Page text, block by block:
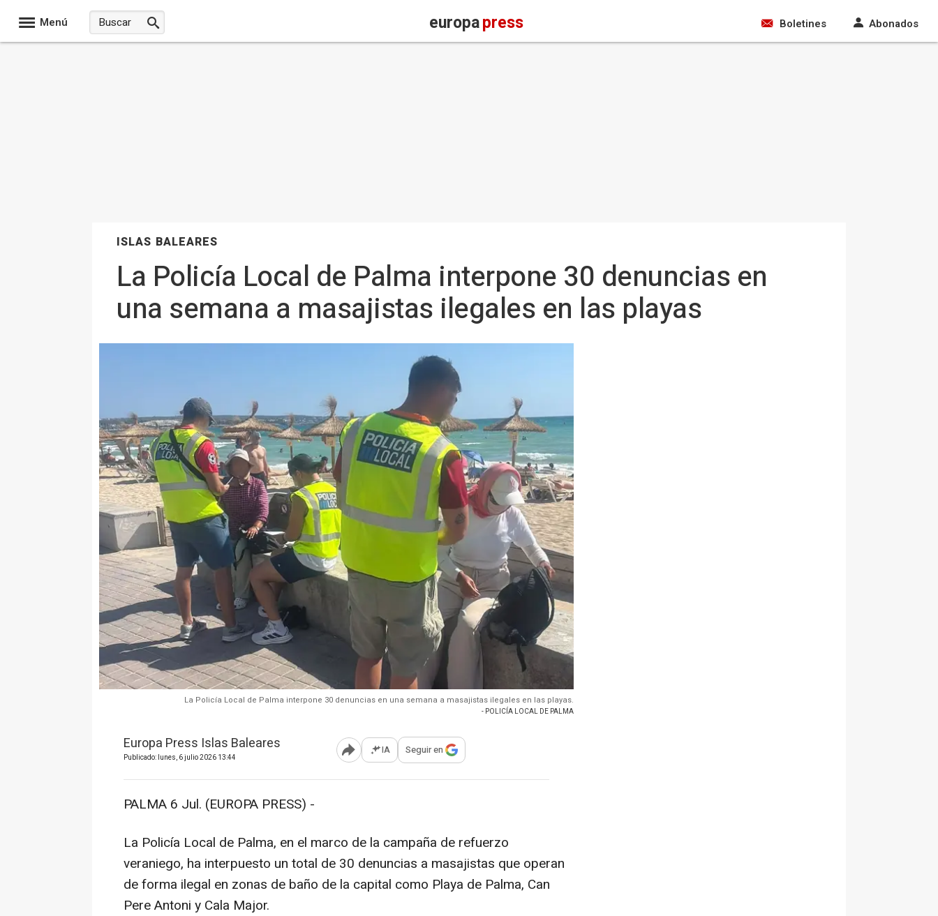
Menú europapress Boletines Abonados
ISLAS BALEARES
La Policía Local de Palma interpone 30 denuncias en
una semana a masajistas ilegales en las playas
La Policía Local de Palma interpone 30 denuncias en una semana a masajistas ilegales en las playas.
- POLICÍA LOCAL DE PALMA
Europa Press Islas Baleares
Publicado: lunes, 6 julio 2026 13:44 Abrir opciones para compartir
IA Seguir en
PALMA 6 Jul. (EUROPA PRESS) -
La Policía Local de Palma, en el marco de la campaña de refuerzo
veraniego, ha interpuesto un total de 30 denuncias a masajistas que operan
de forma ilegal en zonas de baño de la capital como Playa de Palma, Can
Pere Antoni y Cala Major.